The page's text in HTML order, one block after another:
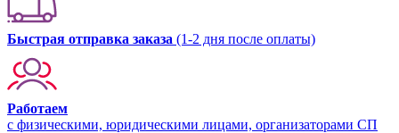
Быстрая отправка заказа (1-2 дня после оплаты)
Работаем
с физическими, юридическими лицами, организаторами СП